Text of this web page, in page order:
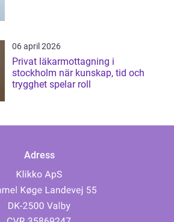
06 april 2026
Privat läkarmottagning i
stockholm när kunskap, tid och
trygghet spelar roll
Adress